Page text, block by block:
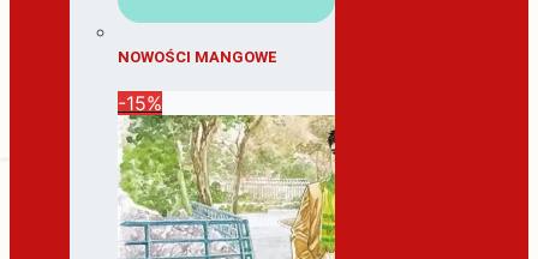
NOWOŚCI MANGOWE
-15%